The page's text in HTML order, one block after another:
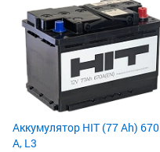
Аккумулятор HIT (77 Ah) 670
А, L3